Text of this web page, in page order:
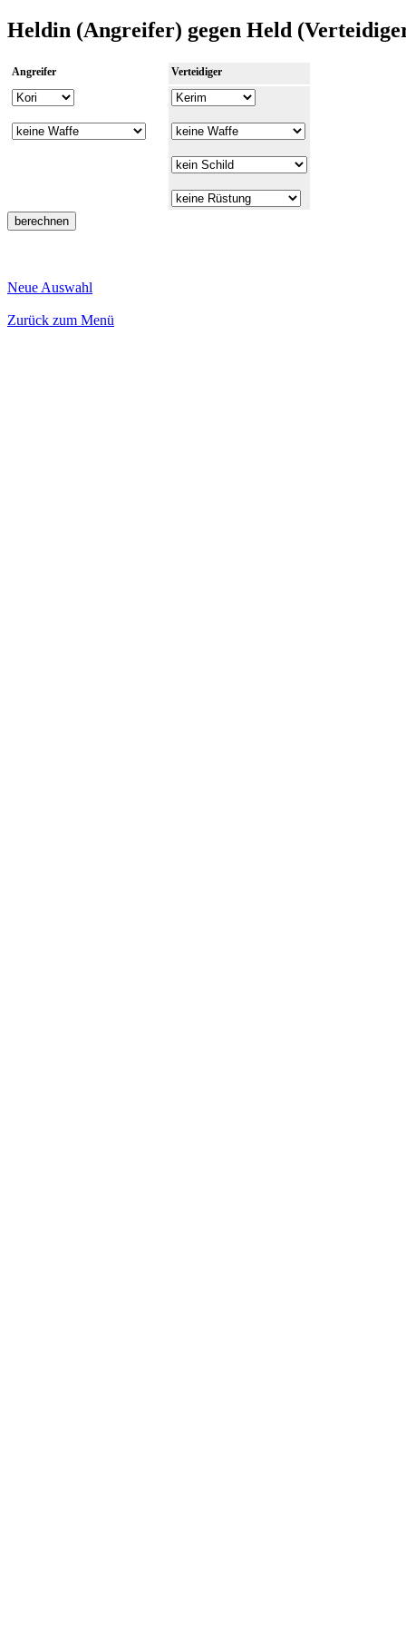
Heldin (Angreifer) gegen Held
Angreifer Verteidiger
Neue Auswahl
Zurück zum Menü